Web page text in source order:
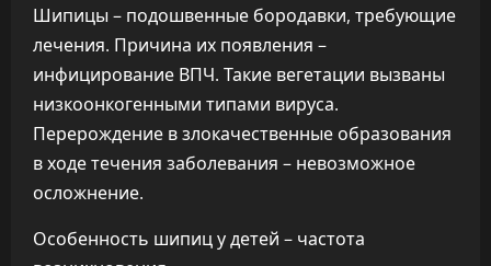
Шипицы – подошвенные бородавки, требующие
лечения. Причина их появления –
инфицирование ВПЧ. Такие вегетации вызваны
низкоонкогенными типами вируса.
Перерождение в злокачественные образования
в ходе течения заболевания – невозможное
осложнение.
Особенность шипиц у детей – частота